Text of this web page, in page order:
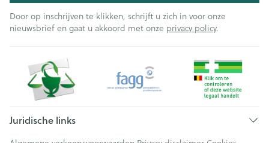
Door op inschrijven te klikken, schrijft u zich in voor onze
nieuwsbrief en gaat u akkoord met onze privacy policy.
Juridische links